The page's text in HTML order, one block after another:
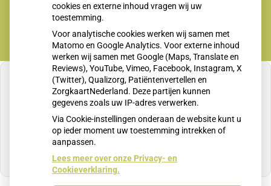
U heeft geen toestemming gegeven voor
externe inhoud die nodig is om dit te zien.
Cookie-instellingen wijzigen
cookies en externe inhoud vragen wij uw
toestemming.
Voor analytische cookies werken wij samen met
Matomo en Google Analytics. Voor externe inhoud
werken wij samen met Google (Maps, Translate en
Reviews), YouTube, Vimeo, Facebook, Instagram, X
(Twitter), Qualizorg, Patiëntenvertellen en
ZorgkaartNederland. Deze partijen kunnen
gegevens zoals uw IP-adres verwerken.
Via Cookie-instellingen onderaan de website kunt u
op ieder moment uw toestemming intrekken of
aanpassen.
Lees meer over onze Privacy- en
Cookieverklaring.